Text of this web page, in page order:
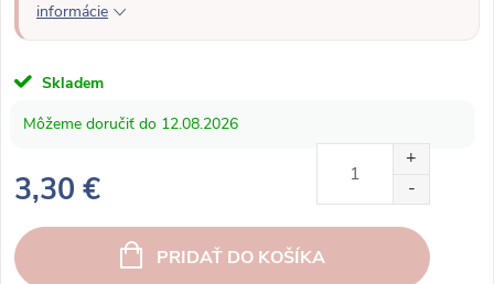
informácie
Skladem
12.08.2026
3,30 €
e
d
PRIDAŤ DO KOŠÍKA